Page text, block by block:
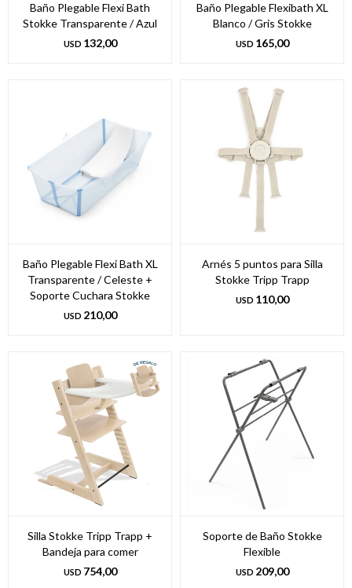
Baño Plegable Flexi Bath
Stokke Transparente / Azul
USD 132,00
Baño Plegable Flexibath XL
Blanco / Gris Stokke
USD 165,00
Baño Plegable Flexi Bath XL
Transparente / Celeste +
Soporte Cuchara Stokke
USD 210,00
Arnés 5 puntos para Silla
Stokke Tripp Trapp
USD 110,00
Silla Stokke Tripp Trapp +
Bandeja para comer
USD 754,00
Soporte de Baño Stokke
Flexible
USD 209,00